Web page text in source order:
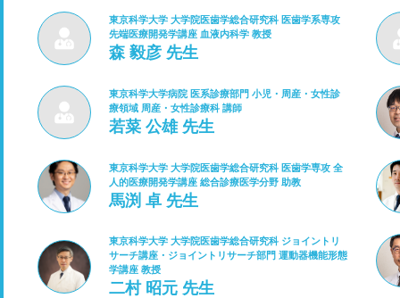
東京科学大学 大学院医歯学総合研究科 医歯学系専攻
先端医療開発学講座 血液内科学 教授
森 毅彦 先生
東京科学大学病院 医系診療部門 小児・周産・女性診
療領域 周産・女性診療科 講師
若菜 公雄 先生
東京科学大学 大学院医歯学総合研究科 医歯学専攻 全
人的医療開発学講座 総合診療医学分野 助教
馬渕 卓 先生
東京科学大学 大学院医歯学総合研究科 ジョイントリ
サーチ講座・ジョイントリサーチ部門 運動器機能形態
学講座 教授
二村 昭元 先生